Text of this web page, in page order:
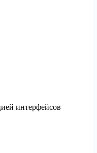
интерфейсов